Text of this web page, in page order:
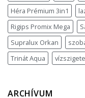
Héra Prémium 3in1
Rigips Promix Mega
Supralux Orkan
Trinát Aqua
ARCHÍVUM